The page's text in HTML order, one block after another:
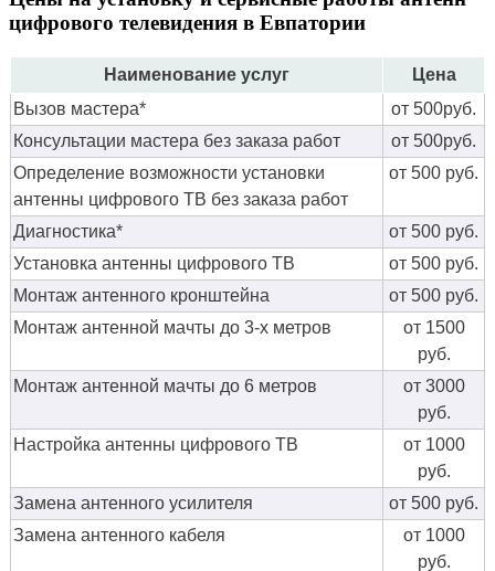
цифрового телевидения в Евпатории
Наименование услуг
Цена
Вызов мастера*
от 500руб.
Консультации мастера без заказа работ
от 500руб.
Определение возможности установки
антенны цифрового ТВ без заказа работ
от 500 руб.
Диагностика*
от 500 руб.
Установка антенны цифрового ТВ
от 500 руб.
Монтаж антенного кронштейна
от 500 руб.
Монтаж антенной мачты до 3-х метров
от 1500
руб.
Монтаж антенной мачты до 6 метров
от 3000
руб.
Настройка антенны цифрового ТВ
от 1000
руб.
Замена антенного усилителя
от 500 руб.
Замена антенного кабеля
от 1000
руб.